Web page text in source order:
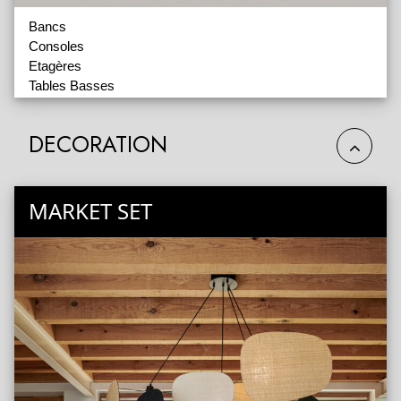
Bancs
Consoles
Etagères
Tables Basses
Tabourets
DECORATION
MARKET SET